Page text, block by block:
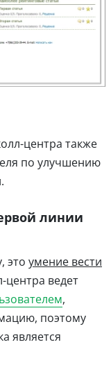
центра также
по улучшению
линии
это умение вести
центра ведет
,
поэтому
является